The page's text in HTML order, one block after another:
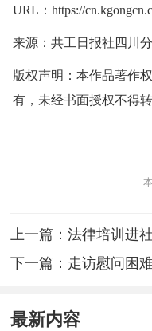
URL：https://
来源：共工日报社四川
版权声明：本作品著作
有，未经书面授权不得
上一篇：法律培训进
下一篇： 走访慰问困
最新内容